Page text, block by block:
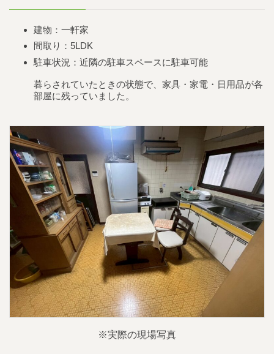
建物：一軒家
間取り：5LDK
駐車状況：近隣の駐車スペースに駐車可能
暮らされていたときの状態で、家具・家電・日用品が各
部屋に残っていました。
※実際の現場写真